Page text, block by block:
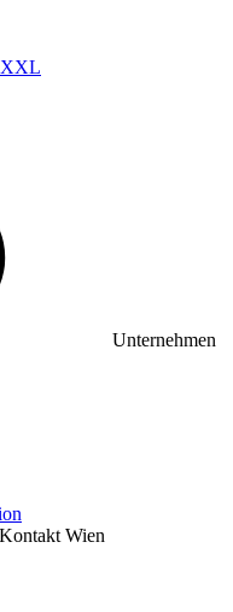
XXL
Unternehmen
Wien